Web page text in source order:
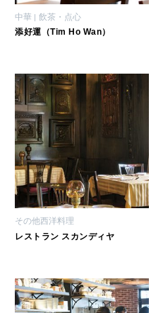
中華 飲茶・点心
添好運（Tim Ho Wan）
その他西洋料理
レストラン スカンディヤ